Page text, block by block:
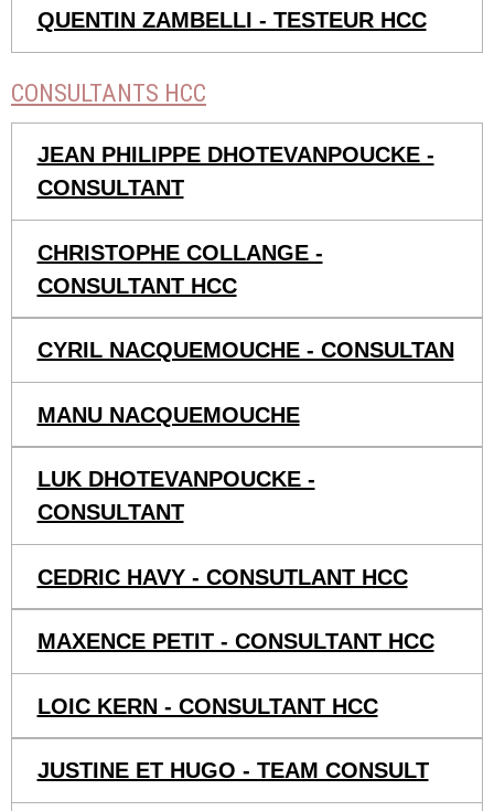
QUENTIN ZAMBELLI - TESTEUR HCC
CONSULTANTS HCC
JEAN PHILIPPE DHOTEVANPOUCKE -
CONSULTANT
CHRISTOPHE COLLANGE -
CONSULTANT HCC
CYRIL NACQUEMOUCHE - CONSULTAN
MANU NACQUEMOUCHE
LUK DHOTEVANPOUCKE -
CONSULTANT
CEDRIC HAVY - CONSUTLANT HCC
MAXENCE PETIT - CONSULTANT HCC
LOIC KERN - CONSULTANT HCC
JUSTINE ET HUGO - TEAM CONSULT